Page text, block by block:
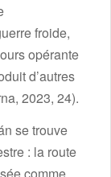
froide,
opérante
d’autres
2023, 24).
se trouve
: la route